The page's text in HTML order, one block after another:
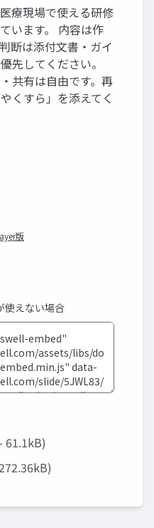
療現場で使える研修
います。 内容は作
断は添付文書・ガイ
先してください。
共有は自由です。再
くすら」を添えてく
版
使えない場合
61.1kB)